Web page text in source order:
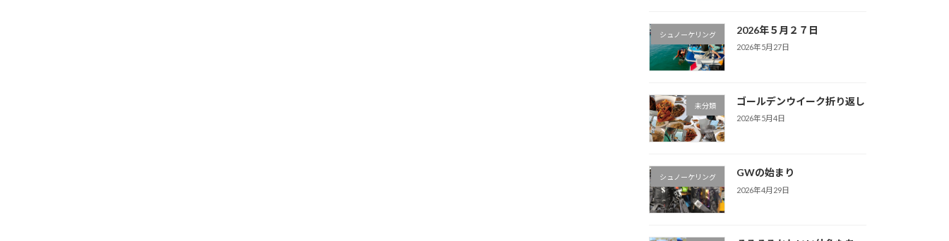
シュノーケリング 2026年５月２７日
2026年5月27日
未分類 ゴールデンウイーク折り返し
2026年5月4日
シュノーケリング GWの始まり
2026年4月29日